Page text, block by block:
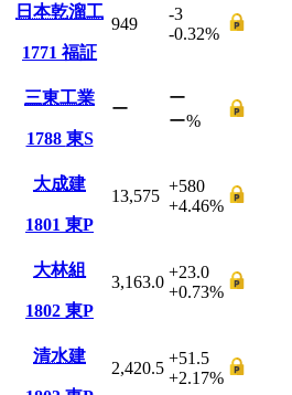
日本乾溜工
1771福証
949
-3
-0.32%
三東工業
1788 東S
ー
ー
ー%
大成建
1801 東P
13,575
+580
+4.46%
大林組
1802 東P
3,163.0
+23.0
+0.73%
清水建
2,420.5
+51.5
+2.17%